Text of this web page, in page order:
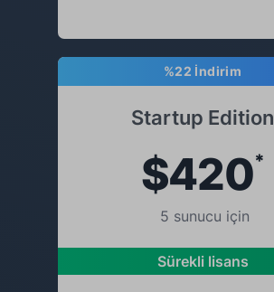
%22 İndirim
Startup Edition
$420*
5 sunucu için
Sürekli lisans